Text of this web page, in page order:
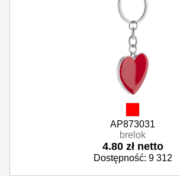
AP873031
brelok
4.80 zł netto
Dostępność: 9 312